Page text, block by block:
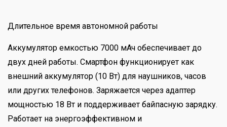
Длительное время автономной работы
Аккумулятор емкостью 7000 мАч обеспечивает до
двух дней работы. Смартфон функционирует как
внешний аккумулятор (10 Вт) для наушников, часов
или других телефонов. Заряжается через адаптер
мощностью 18 Вт и поддерживает байпасную зарядку.
Работает на энергоэффективном и